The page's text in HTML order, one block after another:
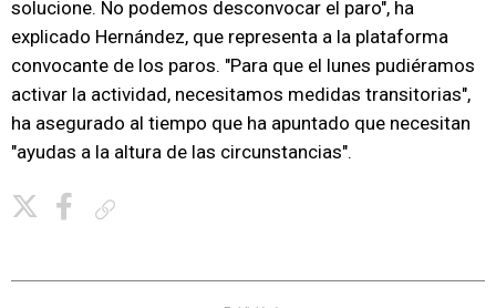
solucione. No podemos desconvocar el paro", ha
explicado Hernández, que representa a la plataforma
convocante de los paros. "Para que el lunes pudiéramos
activar la actividad, necesitamos medidas transitorias",
ha asegurado al tiempo que ha apuntado que necesitan
"ayudas a la altura de las circunstancias".